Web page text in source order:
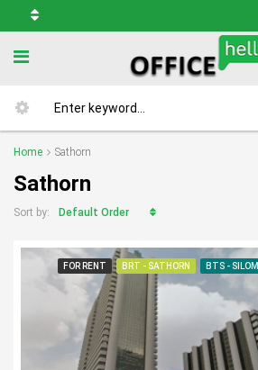
Home Sathorn
Sathorn
Sort by: Default Order
FOR RENT BRT - SATHORN BTS -